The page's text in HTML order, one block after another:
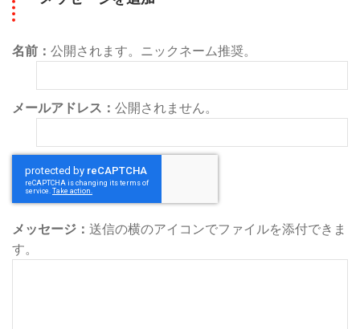
名前： 公開されます。ニックネーム推奨。
メールアドレス： 公開されません。
メッセージ： 送信の横のアイコンでファイルを添付できま
す。